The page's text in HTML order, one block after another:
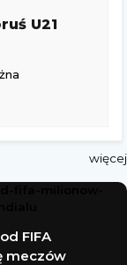
U21
więcej
FIFA
meczów